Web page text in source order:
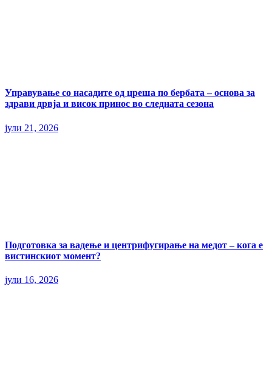
Управување со насадите од цреша по бербата – основа за
здрави дрвја и висок принос во следната сезона
јули 21, 2026
Подготовка за вадење и центрифугирање на медот – кога е
вистинскиот момент?
јули 16, 2026